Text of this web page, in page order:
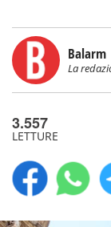
Balarm
La
3.557
LETTURE